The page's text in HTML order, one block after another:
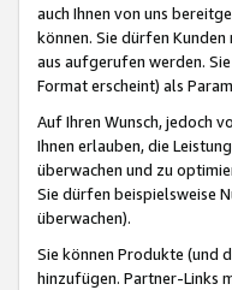
auch Ihnen von uns
können. Sie dürfen
aus aufgerufen werden.
Format erscheint) als
Auf Ihren Wunsch, jedoch
Ihnen erlauben, die
überwachen und zu
Sie dürfen beispielsweise
überwachen).
Sie können Produkte (und
hinzufügen. Partner-Links